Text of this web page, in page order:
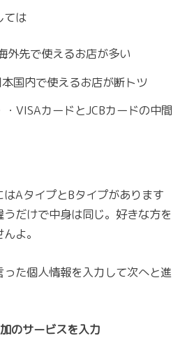
ては
外先で使えるお店が多い
国内で使えるお店が断トツ
VISAカードとJCBカードの中間
AタイプとBタイプがあります
だけで中身は同じ。好きな方を
よ。
た個人情報を入力して次へと進
のサービスを入力